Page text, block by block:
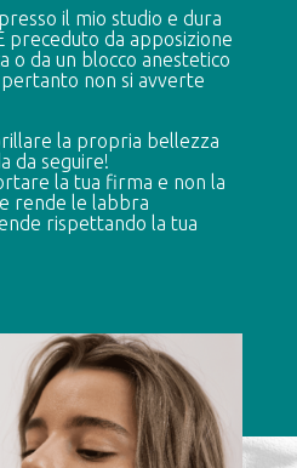
il mio studio e dura
preceduto da apposizione
o da un blocco anestetico
non si avverte
la propria bellezza
da seguire!
la tua firma e non la
rende le labbra
rispettando la tua